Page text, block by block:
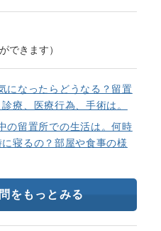
できます）
になったらどうなる？留置
療、医療行為、手術は。
の留置所での生活は。何時
寝るの？部屋や食事の様
をもっとみる